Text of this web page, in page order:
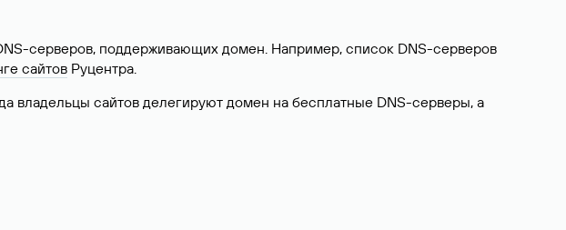
серверов, поддерживающих домен. Например, список DNS-серверов
сайтов Руцентра.
владельцы сайтов делегируют домен на бесплатные DNS-серверы, а